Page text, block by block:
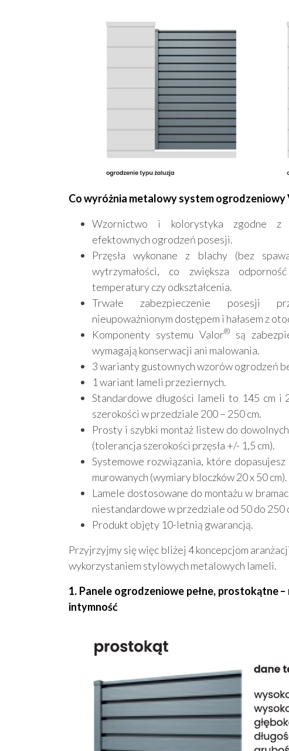
Co wyróżnia metalowy system ogrodzeniowy
Wzornictwo i kolorystyka zgodne z
efektownych ogrodzeń posesji.
Przęsła wykonane z blachy (bez
wytrzymałości, co zwiększa
temperatury czy odkształcenia.
Trwałe zabezpieczenie posesji
nieupoważnionym dostępem i hałasem z
Komponenty systemu Valor®są
wymagają konserwacji ani malowania.
3 warianty gustownych wzorów ogrodzeń
1 wariant lameli przeziernych.
Standardowe długości lameli to 145 cm
szerokości w przedziale 200 – 250 cm.
Prosty i szybki montaż listew do
(tolerancja szerokości przęsła +/- 1,5 cm).
Systemowe rozwiązania, które
murowanych (wymiary bloczków 20 x 50 cm).
Lamele dostosowane do montażu w
niestandardowe w przedziale od 50 do 250
Produkt objęty 10-letnią gwarancją.
Przyjrzyjmy się więc bliżej 4 koncepcjom
wykorzystaniem stylowych metalowych lameli.
1. Panele ogrodzeniowe pełne, prostokątne
intymność